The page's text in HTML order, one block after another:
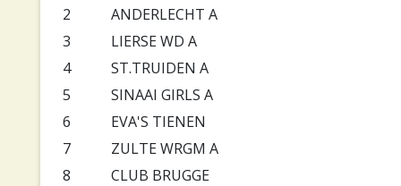
2
ANDERLECHT A
3
LIERSE WD A
4
ST.TRUIDEN A
5
SINAAI GIRLS A
6
EVA'S TIENEN
7
ZULTE WRGM A
8
CLUB BRUGGE